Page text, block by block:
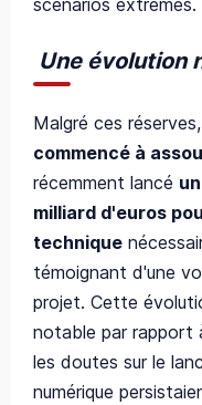
scénarios extrêmes.
Une évolution
Malgré ces réserves,
commencé à
récemment lancé
milliard d'euros
technique
témoignant d'une
projet. Cette
notable par rapport
les doutes sur le
numérique